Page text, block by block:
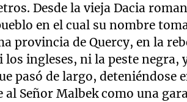
Desde la vieja Dacia
en el cual su nombre
provincia de Quercy, en la
ingleses, ni la peste negra,
pasó de largo, deteniéndose
Señor Malbek como una